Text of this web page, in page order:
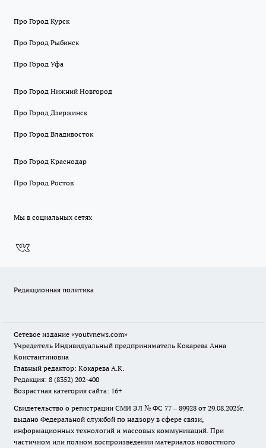
Про Город Курск
Про Город Рыбинск
Про Город Уфа
Про Город Нижний Новгород
Про Город Дзержинск
Про Город Владивосток
Про Город Краснодар
Про Город Ростов
Мы в социальных сетях
Редакционная политика
Сетевое издание «youtvnews.com»
Учредитель Индивидуальный предприниматель Кокарева Анна
Константиновна
Главный редактор: Кокарева А.К.
Редакция: 8 (8352) 202-400
Возрастная категория сайта: 16+
Свидетельство о регистрации СМИ ЭЛ № ФС 77 – 89928 от 29.08.2025г.
выдано Федеральной службой по надзору в сфере связи,
информационных технологий и массовых коммуникаций. При
частичном или полном воспроизведении материалов новостного